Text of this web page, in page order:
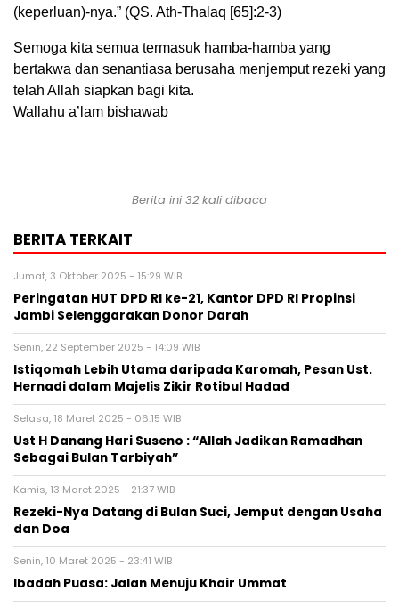
(keperluan)-nya.” (QS. Ath-Thalaq [65]:2-3)
Semoga kita semua termasuk hamba-hamba yang
bertakwa dan senantiasa berusaha menjemput rezeki yang
telah Allah siapkan bagi kita.
Wallahu a’lam bishawab
Berita ini 32 kali dibaca
BERITA TERKAIT
Jumat, 3 Oktober 2025 - 15:29 WIB
Peringatan HUT DPD RI ke-21, Kantor DPD RI Propinsi
Jambi Selenggarakan Donor Darah
Senin, 22 September 2025 - 14:09 WIB
Istiqomah Lebih Utama daripada Karomah, Pesan Ust.
Hernadi dalam Majelis Zikir Rotibul Hadad
Selasa, 18 Maret 2025 - 06:15 WIB
Ust H Danang Hari Suseno : “Allah Jadikan Ramadhan
Sebagai Bulan Tarbiyah”
Kamis, 13 Maret 2025 - 21:37 WIB
Rezeki-Nya Datang di Bulan Suci, Jemput dengan Usaha
dan Doa
Senin, 10 Maret 2025 - 23:41 WIB
Ibadah Puasa: Jalan Menuju Khair Ummat